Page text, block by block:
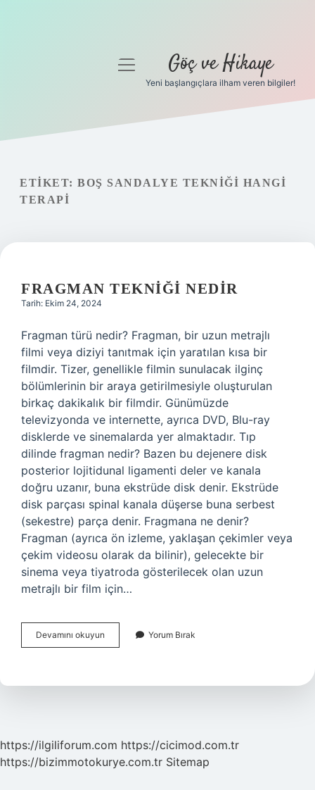
Gizlilik Politikası
Hakkımızda
menüyü
Göç ve Hikaye
Yeni başlangıçlara ilham veren bilgiler!
ETIKET: BOŞ SANDALYE TEKNIĞI HANGI
TERAPI
FRAGMAN TEKNIĞI NEDIR
Tarih: Ekim 24, 2024
Fragman türü nedir? Fragman, bir uzun metrajlı
filmi veya diziyi tanıtmak için yaratılan kısa bir
filmdir. Tizer, genellikle filmin sunulacak ilginç
bölümlerinin bir araya getirilmesiyle oluşturulan
birkaç dakikalık bir filmdir. Günümüzde
televizyonda ve internette, ayrıca DVD, Blu-ray
disklerde ve sinemalarda yer almaktadır. Tıp
dilinde fragman nedir? Bazen bu dejenere disk
posterior lojitidunal ligamenti deler ve kanala
doğru uzanır, buna ekstrüde disk denir. Ekstrüde
disk parçası spinal kanala düşerse buna serbest
(sekestre) parça denir. Fragmana ne denir?
Fragman (ayrıca ön izleme, yaklaşan çekimler veya
çekim videosu olarak da bilinir), gelecekte bir
sinema veya tiyatroda gösterilecek olan uzun
metrajlı bir film için…
Devamını okuyun Fragman
Tekniği
Yorum Bırak
https://ilgiliforum.com https://cicimod.com.tr
https://bizimmotokurye.com.tr Sitemap